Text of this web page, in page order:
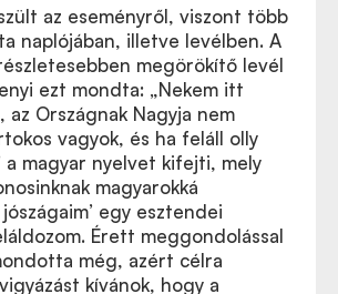
az eseményről, viszont több
naplójában, illetve levélben. A
megörökítő levél
ezt mondta: „Nekem itt
az Országnak Nagyja nem
vagyok, és ha feláll olly
a magyar nyelvet kifejti, mely
magyarokká
egy esztendei
Érett meggondolással
még, azért célra
kívánok, hogy a